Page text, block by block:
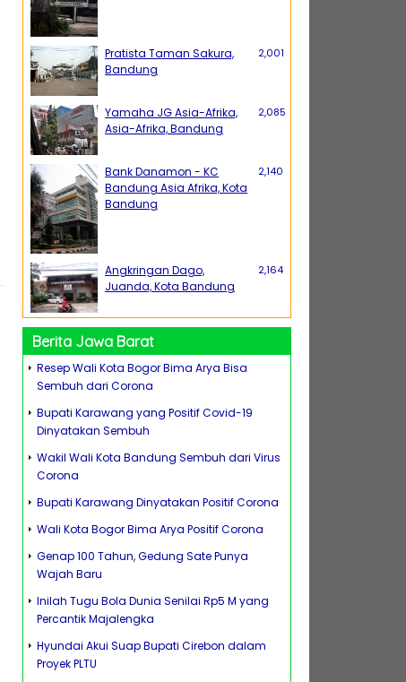
Pratista Taman Sakura,
Bandung
2,001
Yamaha JG Asia-Afrika,
Asia-Afrika, Bandung
2,085
Bank Danamon - KC
Bandung Asia Afrika, Kota
Bandung
2,140
Angkringan Dago,
Juanda, Kota Bandung
2,164
Berita Jawa Barat
Resep Wali Kota Bogor Bima Arya Bisa
Sembuh dari Corona
Bupati Karawang yang Positif Covid-19
Dinyatakan Sembuh
Wakil Wali Kota Bandung Sembuh dari Virus
Corona
Bupati Karawang Dinyatakan Positif Corona
Wali Kota Bogor Bima Arya Positif Corona
Genap 100 Tahun, Gedung Sate Punya
Wajah Baru
Inilah Tugu Bola Dunia Senilai Rp5 M yang
Percantik Majalengka
Hyundai Akui Suap Bupati Cirebon dalam
Proyek PLTU